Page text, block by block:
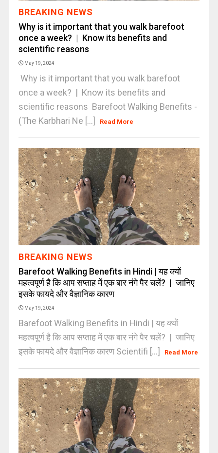
BREAKING NEWS
Why is it important that you walk barefoot
once a week? | Know its benefits and
scientific reasons
May 19, 2024
Why is it important that you walk barefoot
once a week? | Know its benefits and
scientific reasons Barefoot Walking Benefits -
(The Karbhari Ne [...]
Read More
BREAKING NEWS
Barefoot Walking Benefits in Hindi | यह क्यों
महत्वपूर्ण है कि आप सप्ताह में एक बार नंगे पैर चलें? | जानिए
इसके फायदे और वैज्ञानिक कारण
May 19, 2024
Barefoot Walking Benefits in Hindi | यह क्यों
महत्वपूर्ण है कि आप सप्ताह में एक बार नंगे पैर चलें? | जानिए
इसके फायदे और वैज्ञानिक कारण Scientifi [...]
Read More